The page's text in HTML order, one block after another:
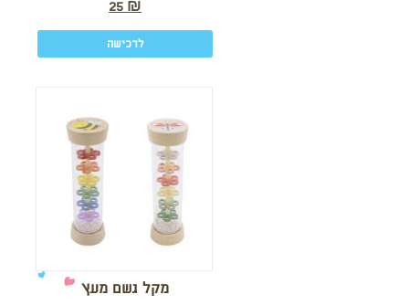
25 ₪
לרכישה
מקל גשם מעץ